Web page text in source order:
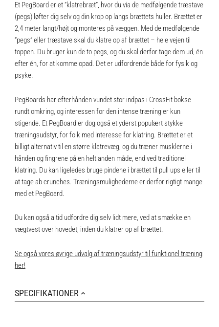
Et PegBoard er et “klatrebræt”, hvor du via de medfølgende træstave
(pegs) løfter dig selv og din krop op langs brættets huller. Brættet er
2,4 meter langt/højt og monteres på væggen. Med de medfølgende
“pegs” eller træstave skal du klatre op af brættet – hele vejen til
toppen. Du bruger kun de to pegs, og du skal derfor tage dem ud, én
efter én, for at komme opad. Det er udfordrende både for fysik og
psyke.
PegBoards har efterhånden vundet stor indpas i CrossFit bokse
rundt omkring, og interessen for den intense træning er kun
stigende. Et PegBoard er dog også et yderst populært stykke
træningsudstyr, for folk med interesse for klatring. Brættet er et
billigt alternativ til en større klatrevæg, og du træner musklerne i
hånden og fingrene på en helt anden måde, end ved traditionel
klatring. Du kan ligeledes bruge pindene i brættet til pull ups eller til
at tage ab crunches. Træningsmulighederne er derfor rigtigt mange
med et PegBoard.
Du kan også altid udfordre dig selv lidt mere, ved at smække en
vægtvest over hovedet, inden du klatrer op af brættet.
Se også vores øvrige udvalg af træningsudstyr til funktionel træning
her!
SPECIFIKATIONER